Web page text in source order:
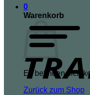
0
Warenkorb
Es befinden sich
Zurück zum Shop